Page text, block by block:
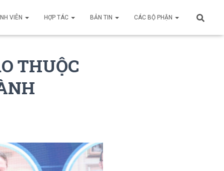
VIÊN HỢP TÁC BẢN TIN CÁC BỘ PHẬN
THUỘC